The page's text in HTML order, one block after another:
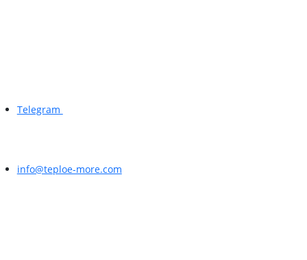
Telegram
info@teploe-more.com